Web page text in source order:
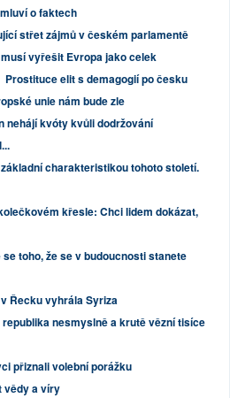
o faktech
střet zájmů v českém parlamentě
vyřešit Evropa jako celek
Prostituce elit s demagogií po česku
unie nám bude zle
nehájí kvóty kvůli dodržování
charakteristikou tohoto století.
křesle: Chci lidem dokázat,
se toho, že se v budoucnosti stanete
Řecku vyhrála Syriza
nesmyslně a krutě vězní tisíce
přiznali volební porážku
vědy a víry